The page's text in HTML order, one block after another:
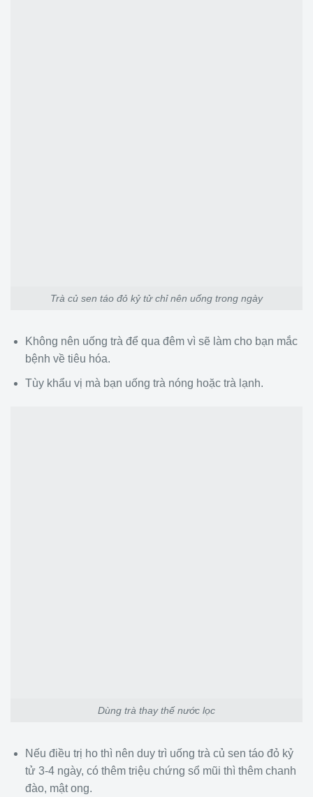
Trà củ sen táo đỏ kỷ tử chỉ nên uống trong ngày
Không nên uống trà để qua đêm vì sẽ làm cho bạn mắc
bệnh về tiêu hóa.
Tùy khẩu vị mà bạn uống trà nóng hoặc trà lạnh.
Dùng trà thay thế nước lọc
Nếu điều trị ho thì nên duy trì uống trà củ sen táo đỏ kỷ
tử 3-4 ngày, có thêm triệu chứng sổ mũi thì thêm chanh
đào, mật ong.